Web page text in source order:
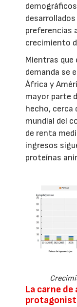
preferencias
crecimiento
Mientras que
demanda se
África y
mayor parte
hecho, cerca
mundial del
de renta
ingresos
proteínas
La carne